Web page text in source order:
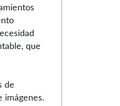
que
de
imágenes.